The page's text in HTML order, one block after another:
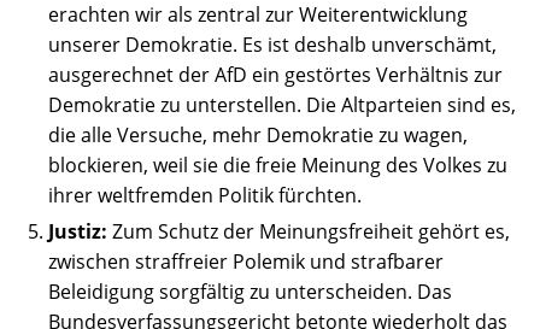
erachten wir als zentral zur Weiterentwicklung
unserer Demokratie. Es ist deshalb unverschämt,
ausgerechnet der AfD ein gestörtes Verhältnis zur
Demokratie zu unterstellen. Die Altparteien sind es,
die alle Versuche, mehr Demokratie zu wagen,
blockieren, weil sie die freie Meinung des Volkes zu
ihrer weltfremden Politik fürchten.
Justiz: Zum Schutz der Meinungsfreiheit gehört es,
zwischen straffreier Polemik und strafbarer
Beleidigung sorgfältig zu unterscheiden. Das
Bundesverfassungsgericht betonte wiederholt das